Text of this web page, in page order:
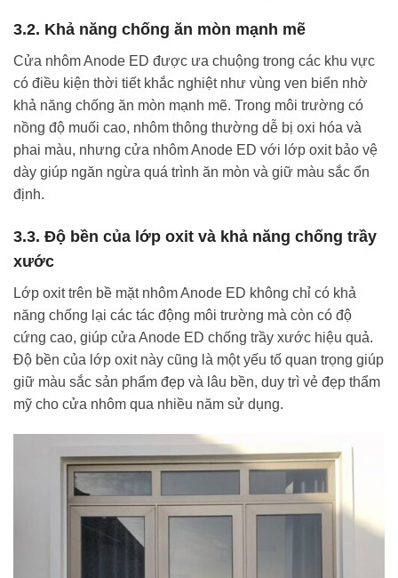
3.2. Khả năng chống ăn mòn mạnh mẽ
Cửa nhôm Anode ED được ưa chuộng trong các khu vực
có điều kiện thời tiết khắc nghiệt như vùng ven biển nhờ
khả năng chống ăn mòn mạnh mẽ. Trong môi trường có
nồng độ muối cao, nhôm thông thường dễ bị oxi hóa và
phai màu, nhưng cửa nhôm Anode ED với lớp oxit bảo vệ
dày giúp ngăn ngừa quá trình ăn mòn và giữ màu sắc ổn
định.
3.3. Độ bền của lớp oxit và khả năng chống trầy
xước
Lớp oxit trên bề mặt nhôm Anode ED không chỉ có khả
năng chống lại các tác động môi trường mà còn có độ
cứng cao, giúp cửa Anode ED chống trầy xước hiệu quả.
Độ bền của lớp oxit này cũng là một yếu tố quan trọng giúp
giữ màu sắc sản phẩm đẹp và lâu bền, duy trì vẻ đẹp thẩm
mỹ cho cửa nhôm qua nhiều năm sử dụng.